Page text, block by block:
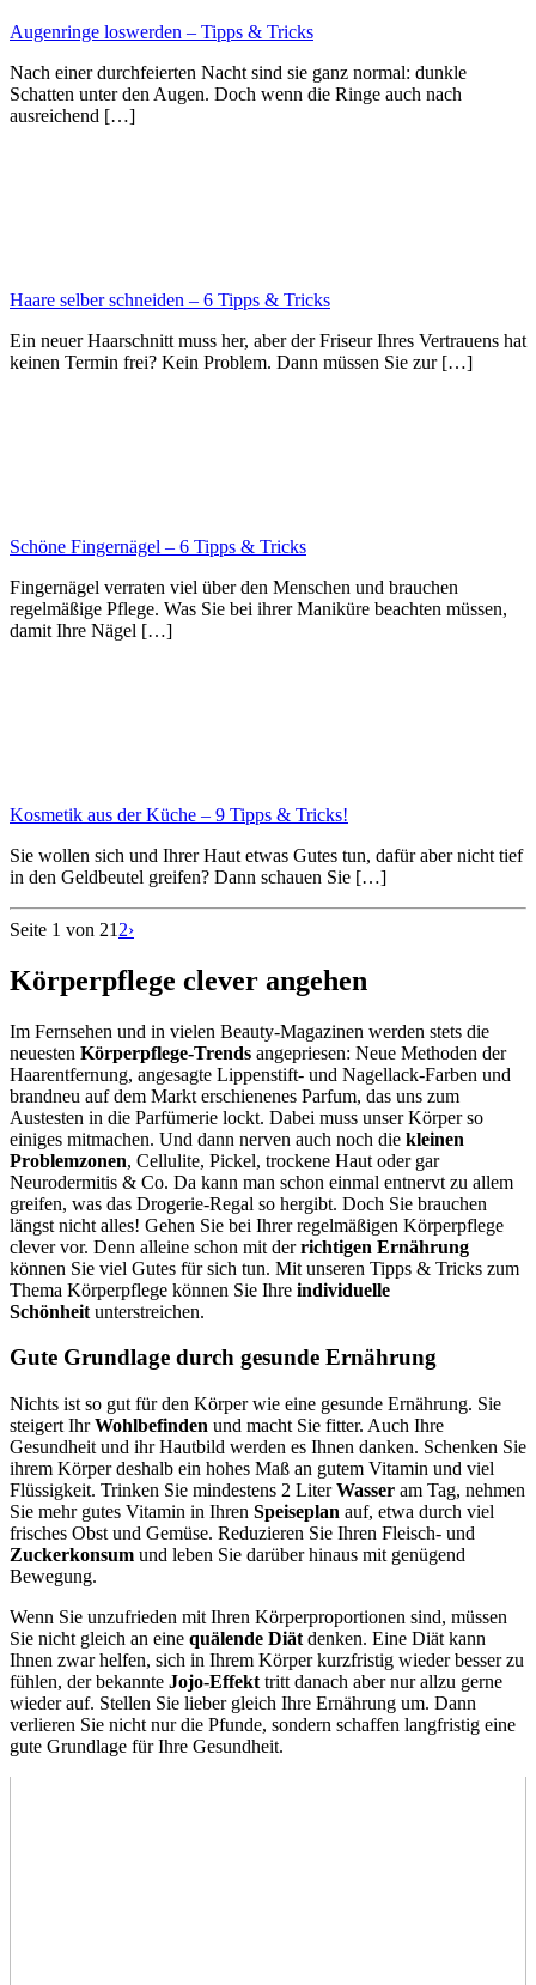
Augenringe loswerden – Tipps & Tricks
Nach einer durchfeierten Nacht sind sie ganz normal: dunkle
Schatten unter den Augen. Doch wenn die Ringe auch nach
ausreichend […]
Haare selber schneiden – 6 Tipps & Tricks
Ein neuer Haarschnitt muss her, aber der Friseur Ihres Vertrauens hat
keinen Termin frei? Kein Problem. Dann müssen Sie zur […]
Schöne Fingernägel – 6 Tipps & Tricks
Fingernägel verraten viel über den Menschen und brauchen
regelmäßige Pflege. Was Sie bei ihrer Maniküre beachten müssen,
damit Ihre Nägel […]
Kosmetik aus der Küche – 9 Tipps & Tricks!
Sie wollen sich und Ihrer Haut etwas Gutes tun, dafür aber nicht tief
in den Geldbeutel greifen? Dann schauen Sie […]
Seite 1 von 21 2›
Körperpflege clever angehen
Im Fernsehen und in vielen Beauty-Magazinen werden stets die
neuesten Körperpflege-Trends angepriesen: Neue Methoden der
Haarentfernung, angesagte Lippenstift- und Nagellack-Farben und
brandneu auf dem Markt erschienenes Parfum, das uns zum
Austesten in die Parfümerie lockt. Dabei muss unser Körper so
einiges mitmachen. Und dann nerven auch noch die kleinen
Problemzonen, Cellulite, Pickel, trockene Haut oder gar
Neurodermitis & Co. Da kann man schon einmal entnervt zu allem
greifen, was das Drogerie-Regal so hergibt. Doch Sie brauchen
längst nicht alles! Gehen Sie bei Ihrer regelmäßigen Körperpflege
clever vor. Denn alleine schon mit derrichtigen Ernährung
können Sie viel Gutes für sich tun. Mit unseren Tipps & Tricks zum
Thema Körperpflege können Sie Ihre individuelle
Schönheit unterstreichen.
Gute Grundlage durch gesunde Ernährung
Nichts ist so gut für den Körper wie eine gesunde Ernährung. Sie
steigert IhrWohlbefinden und macht Sie fitter. Auch Ihre
Gesundheit und ihr Hautbild werden es Ihnen danken. Schenken Sie
ihrem Körper deshalb ein hohes Maß an gutem Vitamin und viel
Flüssigkeit. Trinken Sie mindestens 2 LiterWasser am Tag, nehmen
Sie mehr gutes Vitamin in Ihren Speiseplan auf, etwa durch viel
frisches Obst und Gemüse. Reduzieren Sie Ihren Fleisch- und
Zuckerkonsum und leben Sie darüber hinaus mit genügend
Bewegung.
Wenn Sie unzufrieden mit Ihren Körperproportionen sind, müssen
Sie nicht gleich an eine quälende Diät denken. Eine Diät kann
Ihnen zwar helfen, sich in Ihrem Körper kurzfristig wieder besser zu
fühlen, der bekannte Jojo-Effekt tritt danach aber nur allzu gerne
wieder auf. Stellen Sie lieber gleich Ihre Ernährung um. Dann
verlieren Sie nicht nur die Pfunde, sondern schaffen langfristig eine
gute Grundlage für Ihre Gesundheit.